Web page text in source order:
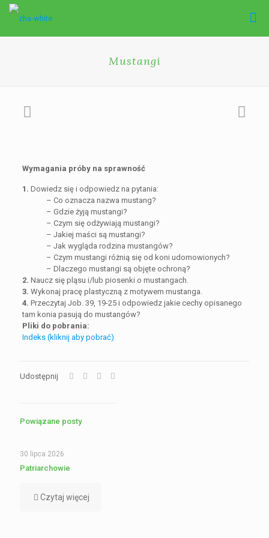
Mustangi
Wymagania próby na sprawność
1. Dowiedz się i odpowiedz na pytania:
– Co oznacza nazwa mustang?
– Gdzie żyją mustangi?
– Czym się odżywiają mustangi?
– Jakiej maści są mustangi?
– Jak wygląda rodzina mustangów?
– Czym mustangi różnią się od koni udomowionych?
– Dlaczego mustangi są objęte ochroną?
2. Naucz się pląsu i/lub piosenki o mustangach.
3. Wykonaj pracę plastyczną z motywem mustanga.
4. Przeczytaj Job. 39, 19-25 i odpowiedz jakie cechy opisanego
tam konia pasują do mustangów?
Pliki do pobrania:
Indeks (kliknij aby pobrać)
Udostępnij
Powiązane posty
30 lipca 2026
Patriarchowie
Czytaj więcej